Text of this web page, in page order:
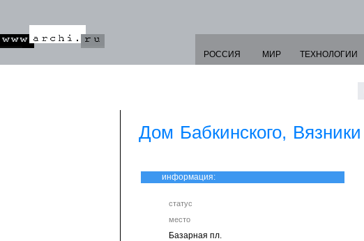
РОССИЯ МИР ТЕХНОЛОГИИ
Дом Бабкинского, Вязники
информация:
статус
место
Базарная пл.